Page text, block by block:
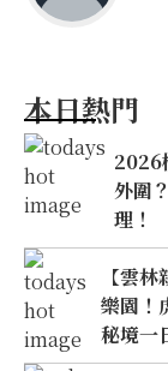
本日熱門
2026
外圍
理！
【雲
樂園！
秘境一